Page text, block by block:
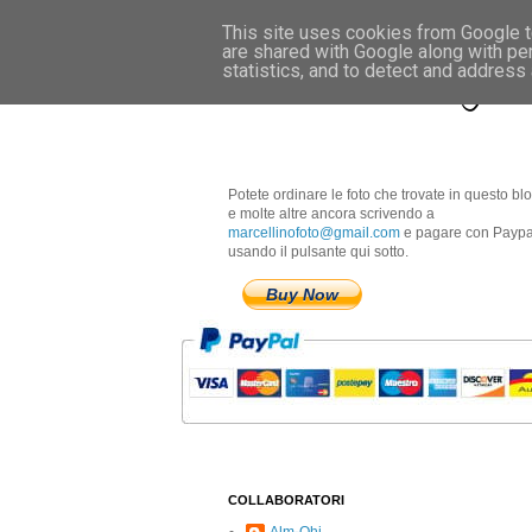
Marcellino
Potete ordinare le foto che trovate in questo
e molte altre ancora scrivendo a
marcellinofoto@gmail.com e pagare con
usando il pulsante qui sotto.
Buy Now
COLLABORATORI
This site uses cookies from Google
are shared with Google along with
statistics, and to detect and address